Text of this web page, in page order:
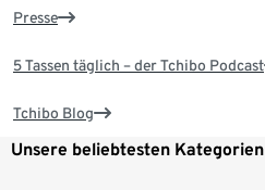
Presse
5 Tassen täglich – der Tchibo Podcast
Tchibo Blog
Unsere beliebtesten Kategorien